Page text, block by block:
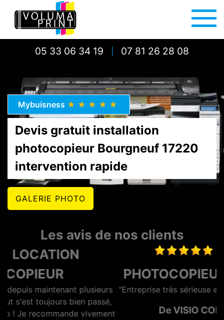
05 33 06 34 19 07 81 26 28 08
Mybuisness ★★★★★
Devis gratuit installation
photocopieur Bourgneuf 17220
intervention rapide
GALERIE PHOTO
Les avis de nos clients
LOCATION
PHOTOCOPIEUR LA ROCHELLE
"Entreprise très sérieuse et surtout rapide et efficace"
De VISIO CONTROL OUEST